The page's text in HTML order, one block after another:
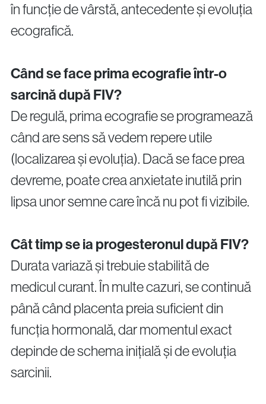
în funcție de vârstă, antecedente și evoluția
ecografică.
Când se face prima ecografie într-o
sarcină după FIV?
De regulă, prima ecografie se programează
când are sens să vedem repere utile
(localizarea și evoluția). Dacă se face prea
devreme, poate crea anxietate inutilă prin
lipsa unor semne care încă nu pot fi vizibile.
Cât timp se ia progesteronul după FIV?
Durata variază și trebuie stabilită de
medicul curant. În multe cazuri, se continuă
până când placenta preia suficient din
funcția hormonală, dar momentul exact
depinde de schema inițială și de evoluția
sarcinii.